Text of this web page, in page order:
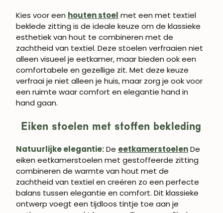
Kies voor een houten stoel met een met textiel
beklede zitting is de ideale keuze om de klassieke
esthetiek van hout te combineren met de
zachtheid van textiel. Deze stoelen verfraaien niet
alleen visueel je eetkamer, maar bieden ook een
comfortabele en gezellige zit. Met deze keuze
verfraai je niet alleen je huis, maar zorg je ook voor
een ruimte waar comfort en elegantie hand in
hand gaan.
Eiken stoelen met stoffen bekleding
Natuurlijke elegantie:De eetkamerstoelenDe
eiken eetkamerstoelen met gestoffeerde zitting
combineren de warmte van hout met de
zachtheid van textiel en creëren zo een perfecte
balans tussen elegantie en comfort. Dit klassieke
ontwerp voegt een tijdloos tintje toe aan je